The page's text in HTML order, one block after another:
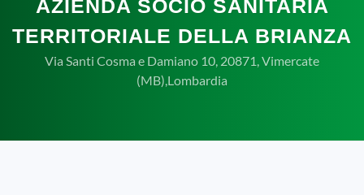
AZIENDA SOCIO SANITARIA
TERRITORIALE DELLA BRIANZA
Via Santi Cosma e Damiano 10, 20871, Vimercate
(MB),Lombardia